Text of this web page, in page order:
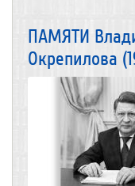
ПАМЯТИ
Окрепилова